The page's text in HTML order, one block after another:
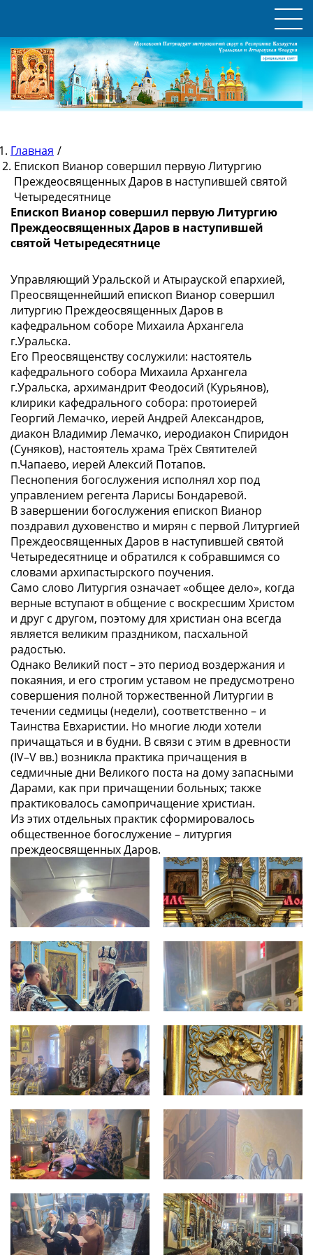
Главная /
Епископ Вианор совершил первую Литургию
Преждеосвященных Даров в наступившей святой
Четыредесятнице
Епископ Вианор совершил первую Литургию
Преждеосвященных Даров в наступившей
святой Четыредесятнице
Управляющий Уральской и Атырауской епархией,
Преосвященнейший епископ Вианор совершил
литургию Преждеосвященных Даров в
кафедральном соборе Михаила Архангела
г.Уральска.
Его Преосвященству сослужили: настоятель
кафедрального собора Михаила Архангела
г.Уральска, архимандрит Феодосий (Курьянов),
клирики кафедрального собора: протоиерей
Георгий Лемачко, иерей Андрей Александров,
диакон Владимир Лемачко, иеродиакон Спиридон
(Суняков), настоятель храма Трёх Святителей
п.Чапаево, иерей Алексий Потапов.
Песнопения богослужения исполнял хор под
управлением регента Ларисы Бондаревой.
В завершении богослужения епископ Вианор
поздравил духовенство и мирян с первой Литургией
Преждеосвященных Даров в наступившей святой
Четыредесятнице и обратился к собравшимся со
словами архипастырского поучения.
Само слово Литургия означает «общее дело», когда
верные вступают в общение с воскресшим Христом
и друг с другом, поэтому для христиан она всегда
является великим праздником, пасхальной
радостью.
Однако Великий пост – это период воздержания и
покаяния, и его строгим уставом не предусмотрено
совершения полной торжественной Литургии в
течении седмицы (недели), соответственно – и
Таинства Евхаристии. Но многие люди хотели
причащаться и в будни. В связи с этим в древности
(IV–V вв.) возникла практика причащения в
седмичные дни Великого поста на дому запасными
Дарами, как при причащении больных; также
практиковалось самопричащение христиан.
Из этих отдельных практик сформировалось
общественное богослужение – литургия
преждеосвященных Даров.